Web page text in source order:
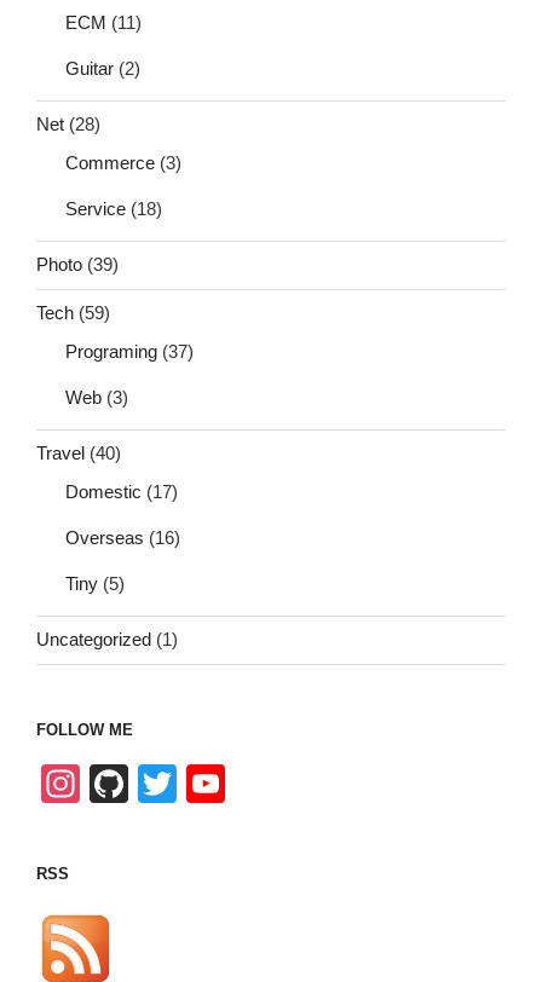
ECM (11)
Guitar (2)
Net (28)
Commerce (3)
Service (18)
Photo (39)
Tech (59)
Programing (37)
Web (3)
Travel (40)
Domestic (17)
Overseas (16)
Tiny (5)
Uncategorized (1)
FOLLOW ME
In
a
Gi T
RSS